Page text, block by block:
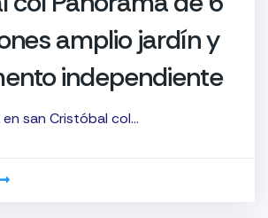
amplio jardín y
independiente
san Cristóbal col…